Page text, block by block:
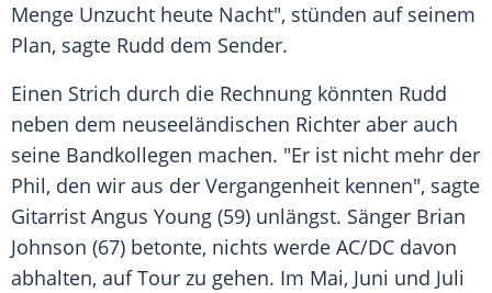
Menge Unzucht heute Nacht", stünden auf seinem
Plan, sagte Rudd dem Sender.
Einen Strich durch die Rechnung könnten Rudd
neben dem neuseeländischen Richter aber auch
seine Bandkollegen machen. "Er ist nicht mehr der
Phil, den wir aus der Vergangenheit kennen", sagte
Gitarrist Angus Young (59) unlängst. Sänger Brian
Johnson (67) betonte, nichts werde AC/DC davon
abhalten, auf Tour zu gehen. Im Mai, Juni und Juli